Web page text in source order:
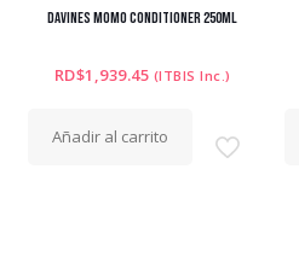
DAVINES MOMO CONDITIONER 250ML
RD$1,939.45 (ITBIS Inc.)
Añadir al carrito